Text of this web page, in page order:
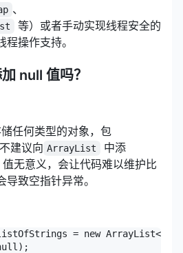
、
等）或者手动实现线程安全的
操作支持。
null 值吗？
任何类型的对象，包
建议向 ArrayList
中添
值无意义，会让代码难以维护比
致空指针异常。
= new ArrayList<>();